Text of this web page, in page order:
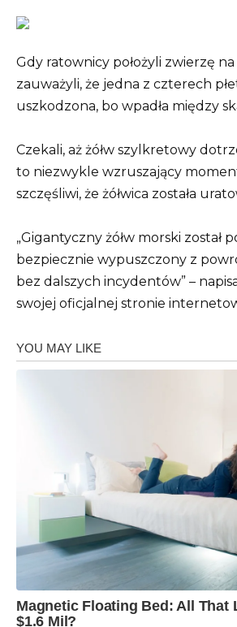
Gdy ratownicy położyli zwierzę
zauważyli, że jedna z czterech
uszkodzona, bo wpadła między
Czekali, aż żółw szylkretowy
to niezwykle wzruszający
szczęśliwi, że żółwica została
„Gigantyczny żółw morski został
bezpiecznie wypuszczony z
bez dalszych incydentów” –
swojej oficjalnej stronie